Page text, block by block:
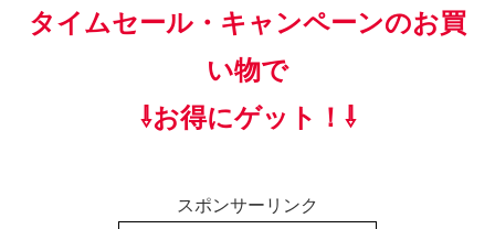
タイムセール・キャンペーンのお買
い物で
⇩お得にゲット！⇩
スポンサーリンク